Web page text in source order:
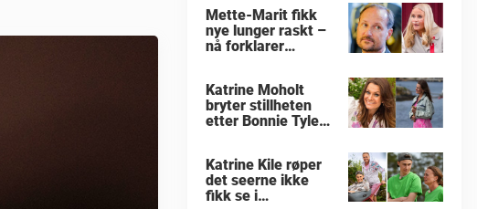
Mette-Marit fikk
nye lunger raskt –
nå forklarer
Katrine Moholt
bryter stillheten
etter Bonnie Tylers
Katrine Kile røper
det seerne ikke
fikk se i